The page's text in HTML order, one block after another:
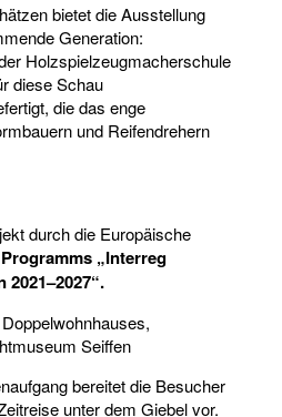
bietet die Ausstellung
Generation:
Holzspielzeugmacherschule
diese Schau
die das enge
und Reifendrehern
durch die Europäische
Programms „Interreg
2021–2027“.
Seiffen
bereitet die Besucher
unter dem Giebel vor.